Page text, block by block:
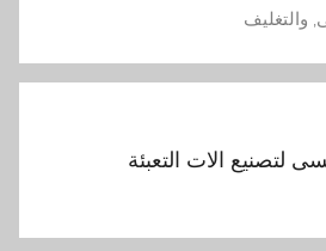
, والتغليف
لتصنيع الات التعبئة